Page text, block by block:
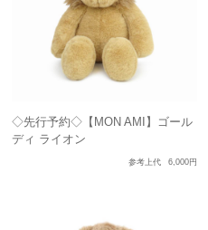
◇先行予約◇【MON AMI】ゴール
ディ ライオン
参考上代 6,000円